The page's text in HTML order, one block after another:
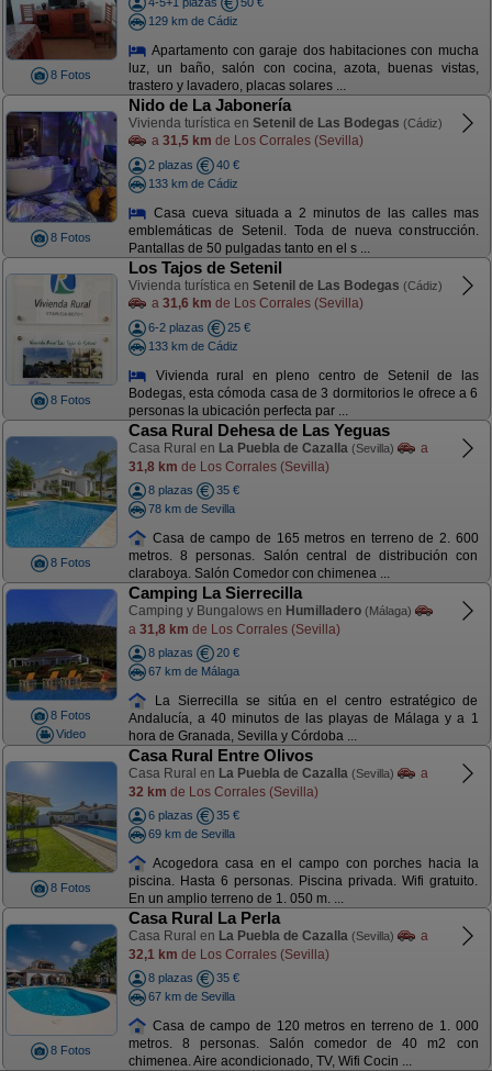
8 Fotos
129 km de Cádiz
Apartamento con garaje dos habitaciones con mucha
luz, un baño, salón con cocina, azota, buenas vistas,
trastero y lavadero, placas solares ...
8 Fotos
Nido de La Jabonería
Vivienda turística en Setenil de Las Bodegas (Cádiz)
a 31,5 km de Los Corrales (Sevilla)
2 plazas
40 €
133 km de Cádiz
Casa cueva situada a 2 minutos de las calles mas
emblemáticas de Setenil. Toda de nueva construcción.
Pantallas de 50 pulgadas tanto en el s ...
8 Fotos
Los Tajos de Setenil
Vivienda turística en Setenil de Las Bodegas (Cádiz)
a 31,6 km de Los Corrales (Sevilla)
6-2 plazas
25 €
133 km de Cádiz
Vivienda rural en pleno centro de Setenil de las
Bodegas, esta cómoda casa de 3 dormitorios le ofrece a 6
personas la ubicación perfecta par ...
8 Fotos
Casa Rural Dehesa de Las Yeguas
Casa Rural en La Puebla de Cazalla (Sevilla)
a
31,8 km de Los Corrales (Sevilla)
8 plazas
35 €
78 km de Sevilla
Casa de campo de 165 metros en terreno de 2. 600
metros. 8 personas. Salón central de distribución con
claraboya. Salón Comedor con chimenea ...
8 Fotos
Video
Camping La Sierrecilla
Camping y Bungalows en Humilladero (Málaga)
a 31,8 km de Los Corrales (Sevilla)
8 plazas
20 €
67 km de Málaga
La Sierrecilla se sitúa en el centro estratégico de
Andalucía, a 40 minutos de las playas de Málaga y a 1
hora de Granada, Sevilla y Córdoba ...
8 Fotos
Casa Rural Entre Olivos
Casa Rural en La Puebla de Cazalla (Sevilla)
a
32 km de Los Corrales (Sevilla)
6 plazas
35 €
69 km de Sevilla
Acogedora casa en el campo con porches hacia la
piscina. Hasta 6 personas. Piscina privada. Wifi gratuito.
En un amplio terreno de 1. 050 m. ...
8 Fotos
Casa Rural La Perla
Casa Rural en La Puebla de Cazalla (Sevilla)
a
32,1 km de Los Corrales (Sevilla)
8 plazas
35 €
67 km de Sevilla
Casa de campo de 120 metros en terreno de 1. 000
metros. 8 personas. Salón comedor de 40 m2 con
chimenea. Aire acondicionado, TV, Wifi Cocin ...